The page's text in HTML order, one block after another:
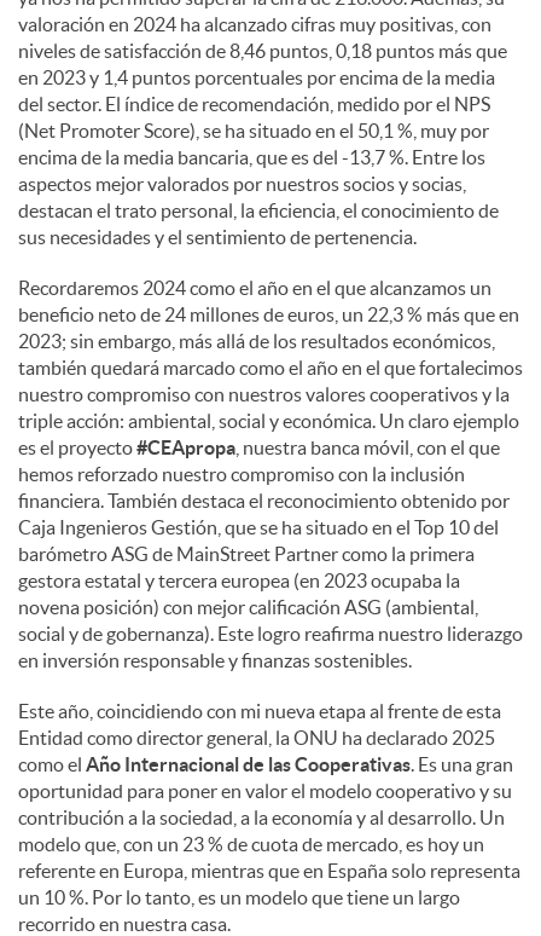
e
s
valoración en 2024 ha alcanzado cifras muy positivas, con
niveles de satisfacción de 8,46 puntos, 0,18 puntos más que
en 2023 y 1,4 puntos porcentuales por encima de la media
del sector. El índice de recomendación, medido por el NPS
(Net Promoter Score), se ha situado en el 50,1 %, muy por
encima de la media bancaria, que es del -13,7 %. Entre los
aspectos mejor valorados por nuestros socios y socias,
destacan el trato personal, la eficiencia, el conocimiento de
sus necesidades y el sentimiento de pertenencia.
Recordaremos 2024 como el año en el que alcanzamos un
beneficio neto de 24 millones de euros, un 22,3 % más que en
2023; sin embargo, más allá de los resultados económicos,
también quedará marcado como el año en el que fortalecimos
nuestro compromiso con nuestros valores cooperativos y la
triple acción: ambiental, social y económica. Un claro ejemplo
es el proyecto#CEApropa , nuestra banca móvil, con el que
hemos reforzado nuestro compromiso con la inclusión
financiera. También destaca el reconocimiento obtenido por
Caja Ingenieros Gestión, que se ha situado en el Top 10 del
barómetro ASG de MainStreet Partner como la primera
gestora estatal y tercera europea (en 2023 ocupaba la
novena posición) con mejor calificación ASG (ambiental,
social y de gobernanza). Este logro reafirma nuestro liderazgo
en inversión responsable y finanzas sostenibles.
Este año, coincidiendo con mi nueva etapa al frente de esta
Entidad como director general, la ONU ha declarado 2025
como el Año Internacional de las Cooperativas. Es una gran
oportunidad para poner en valor el modelo cooperativo y su
contribución a la sociedad, a la economía y al desarrollo. Un
modelo que, con un 23 % de cuota de mercado, es hoy un
referente en Europa, mientras que en España solo representa
un 10 %. Por lo tanto, es un modelo que tiene un largo
recorrido en nuestra casa.